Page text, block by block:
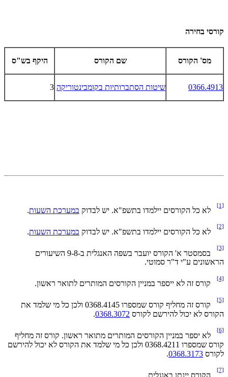
קורסי בחירה
מס' הקורס שם הקורס היקף בש"ס
0366.4913 שיטות הסתברותיות בקומבינטוריקה 3
[1]
לא כל הקורסים יילמדו בתשפ"א. יש לבדוק במערכת השעות.
[2]
לא כל הקורסים יילמדו בתשפ"א. יש לבדוק במערכת השעות.
[3]
בסמסטר א' הקורס יועבר בשפה האנגלית ב-9-8 השיעורים
הראשונים ע"י ד"ר סמוטי.
[4]
קורס זה לא ייספר במניין הקורסים המותרים לתואר ראשון.
[5]
קורס זה מחליף קורס שמספרו 0368.4145 ולכן כל מי שלמד את
הקורס לא יכול להירשם לקורס 0368.3072
.
[6]
לא יספר במניין הקורסים המותרים מתואר ראשון. קורס זה מחליף
קורס שמספרו 0368.4211 ולכן כל מי שלמד את הקורס לא יכול להירשם
לקורס 0368.3173
.
[7]
הקורס יינתן באנגלית.